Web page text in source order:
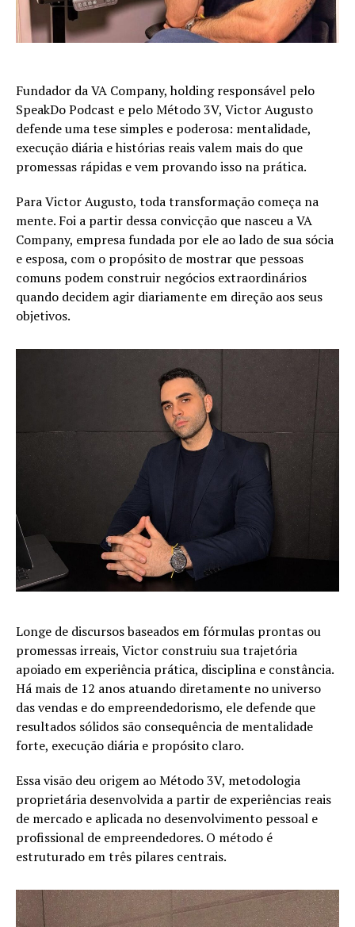
Fundador da VA Company, holding responsável pelo
SpeakDo Podcast e pelo Método 3V, Victor Augusto
defende uma tese simples e poderosa: mentalidade,
execução diária e histórias reais valem mais do que
promessas rápidas e vem provando isso na prática.
Para Victor Augusto, toda transformação começa na
mente. Foi a partir dessa convicção que nasceu a VA
Company, empresa fundada por ele ao lado de sua sócia
e esposa, com o propósito de mostrar que pessoas
comuns podem construir negócios extraordinários
quando decidem agir diariamente em direção aos seus
objetivos.
Longe de discursos baseados em fórmulas prontas ou
promessas irreais, Victor construiu sua trajetória
apoiado em experiência prática, disciplina e constância.
Há mais de 12 anos atuando diretamente no universo
das vendas e do empreendedorismo, ele defende que
resultados sólidos são consequência de mentalidade
forte, execução diária e propósito claro.
Essa visão deu origem ao Método 3V, metodologia
proprietária desenvolvida a partir de experiências reais
de mercado e aplicada no desenvolvimento pessoal e
profissional de empreendedores. O método é
estruturado em três pilares centrais.